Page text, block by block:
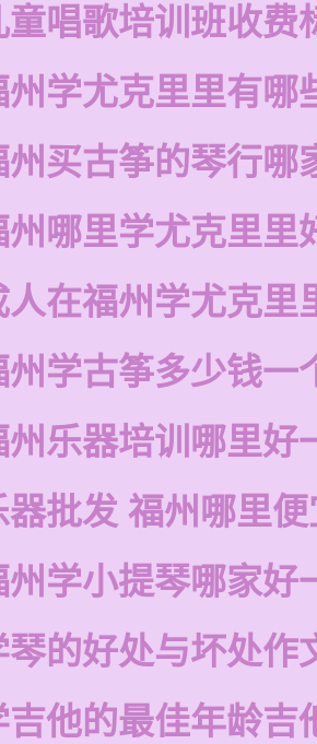
童唱歌培训班收费
州学尤克里里有哪
州买古筝的琴行哪
州哪里学尤克里里
人在福州学尤克里
州学古筝多少钱一
州乐器培训哪里好
器批发 福州哪里
州学小提琴哪家好
琴的好处与坏处作
吉他的最佳年龄吉